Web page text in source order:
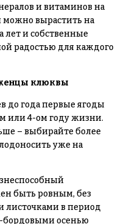
и витаминов на
можно вырастить на
лет и собственные
радостью для каждого
клюквы
до года первые ягоды
или 4-ом году жизни.
– выбирайте более
уже на
быть ровным, без
листочками в период
бордовыми осенью